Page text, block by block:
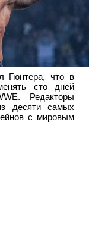
Гюнтера, что в
сто дней
Редакторы
десяти самых
с мировым